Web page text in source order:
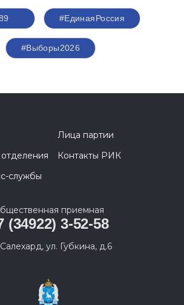
#ЕдинаяРоссия
#Выборы2026
Лица партии
Контакты РИК
службы
приемная
(34922) 3-52-58
Салехард, ул. Губкина, д.6